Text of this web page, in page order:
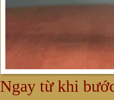
Ngay từ khi